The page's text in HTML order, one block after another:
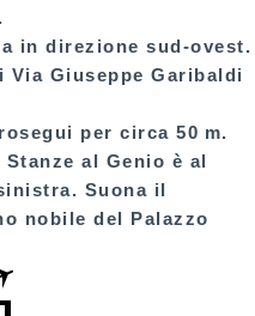
in direzione sud-ovest.
Via Giuseppe Garibaldi
per circa 50 m.
al Genio è al
Suona il
nobile del Palazzo